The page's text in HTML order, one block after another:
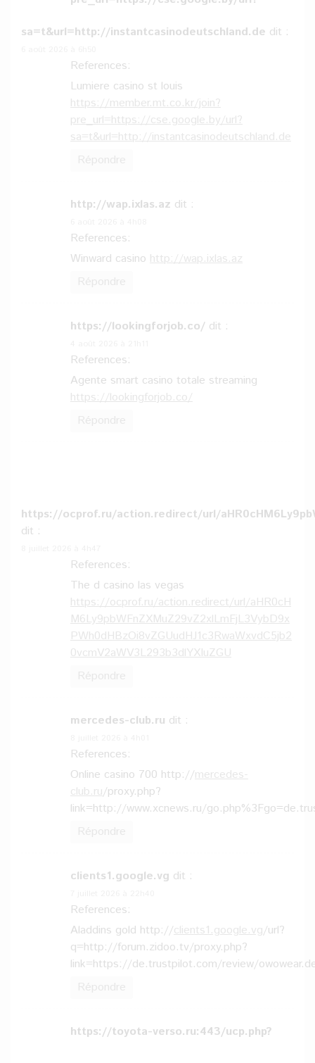
sa=t&url=http://instantcasinodeutschland.de dit :
References:
Lumiere casino st louis
https://member.mt.co.kr/join?
pre_url=https://cse.google.by/url?
sa=t&url=http://instantcasinodeutschland.de
http://wap.ixlas.az dit :
References:
Winward casino http://wap.ixlas.az
https://lookingforjob.co/ dit :
References:
Agente smart casino totale streaming
https://lookingforjob.co/
https://ocprof.ru/action.redirect/url/
dit :
References:
The d casino las vegas
https://ocprof.ru/action.redirect/url/aHR0cH
M6Ly9pbWFnZXMuZ29vZ2xlLmFjL3VybD9x
PWh0dHBzOi8vZGUudHJ1c3RwaWxvdC5jb2
0vcmV2aWV3L293b3dlYXIuZGU
mercedes-club.ru dit :
References:
Online casino 700 http://mercedes-
club.ru/proxy.php?
link=http://www.xcnews.ru/
clients1.google.vg dit :
References:
Aladdins gold http://clients1.google.vg/url?
q=http://forum.zidoo.tv/proxy.php?
link=https://de.trustpilot.com/review/
https://toyota-verso.ru:443/ucp.php?